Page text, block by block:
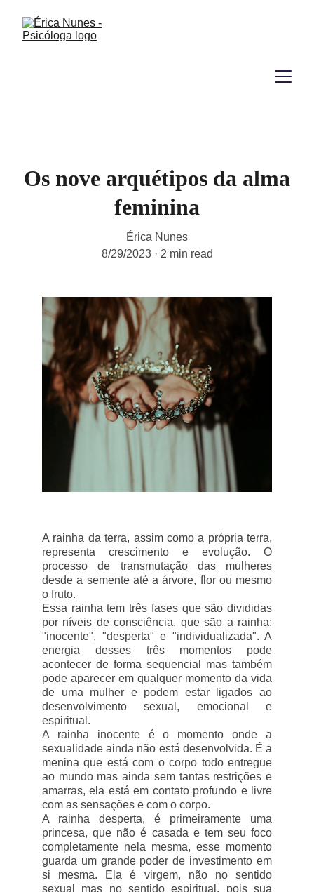
Os nove arquétipos da alma
feminina
Érica Nunes
8/29/2023
2 min read
A rainha da terra, assim como a própria terra,
representa crescimento e evolução. O
processo de transmutação das mulheres
desde a semente até a árvore, flor ou mesmo
o fruto.
Essa rainha tem três fases que são divididas
por níveis de consciência, que são a rainha:
"inocente", "desperta" e "individualizada". A
energia desses três momentos pode
acontecer de forma sequencial mas também
pode aparecer em qualquer momento da vida
de uma mulher e podem estar ligados ao
desenvolvimento sexual, emocional e
espiritual.
A rainha inocente é o momento onde a
sexualidade ainda não está desenvolvida. É a
menina que está com o corpo todo entregue
ao mundo mas ainda sem tantas restrições e
amarras, ela está em contato profundo e livre
com as sensações e com o corpo.
A rainha desperta, é primeiramente uma
princesa, que não é casada e tem seu foco
completamente nela mesma, esse momento
guarda um grande poder de investimento em
si mesma. Ela é virgem, não no sentido
sexual mas no sentido espiritual, pois sua